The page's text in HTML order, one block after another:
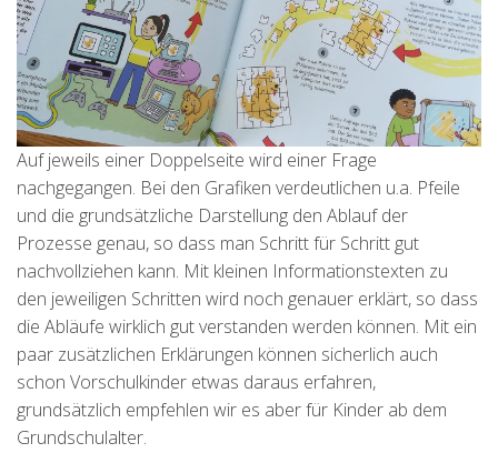
Auf jeweils einer Doppelseite wird einer Frage
nachgegangen. Bei den Grafiken verdeutlichen u.a. Pfeile
und die grundsätzliche Darstellung den Ablauf der
Prozesse genau, so dass man Schritt für Schritt gut
nachvollziehen kann. Mit kleinen Informationstexten zu
den jeweiligen Schritten wird noch genauer erklärt, so dass
die Abläufe wirklich gut verstanden werden können. Mit ein
paar zusätzlichen Erklärungen können sicherlich auch
schon Vorschulkinder etwas daraus erfahren,
grundsätzlich empfehlen wir es aber für Kinder ab dem
Grundschulalter.